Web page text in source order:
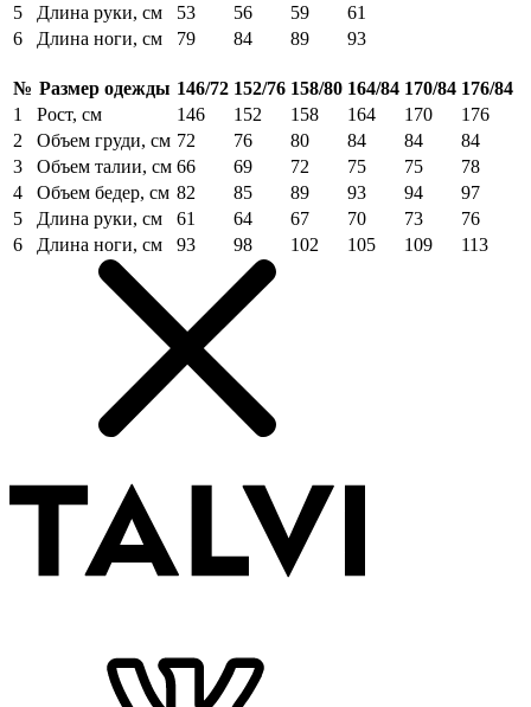
5
Длина руки, см 53 56 59
61
6
Длина ноги, см 79 84 89 93
№ Размер одежды 146/72 152/76 158/80 164/84 170/84 176/84
1
Рост, см 146 152 158 164 170
176
2
Объем груди, см 72 76 80 84 84
84
3
Объем талии, см 66 69 72 75 75
78
4
Объем бедер, см 82 85 89 93 94
97
5
Длина руки, см 61 64 67 70 73
76
6
Длина ноги, см 93 98 102 105 109 113